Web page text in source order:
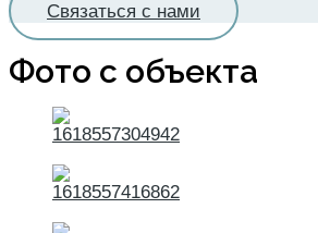
Связаться с нами
Фото с объекта